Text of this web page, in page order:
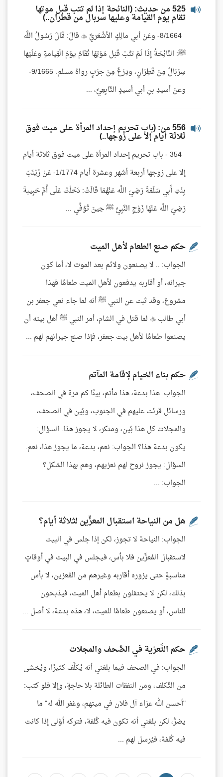
525 من حديث: (النائحة إذا لم تتب قبل موتها
تقام يوم القيامة وعليها سربال من قطران..)
8/1664- وعَنْ أبي مالِكٍ الأشْعَريِّ  قالَ: قَالَ رَسُولُ اللَّه
ﷺ: النَّائِحَةُ إذَا لَمْ تتُبْ قَبْل مَوْتِهَا تُقَامُ يوْمَ الْقِيامةِ وعَلَيْها
سِرْبَالٌ مِنْ قَطِرَانٍ، ودِرْعٌ مِنْ جرَبٍ رواهُ مسلم. 9/1665-
وعنْ أسيدِ بنِ أبي أسيدٍ التَّابِعِيِّ، ...
556 من: (باب تحريم إحداد المرأة على ميت فوق
ثلاثة أيام إلا على زوجها..)
354 - باب تحريم إحداد المرأة على ميت فوق ثلاثة أيام
إلا على زوجها أربعة أشهر وعشرة أيام 1/1774- عَنْ زَيْنَبَ
بِنْتِ أَبي سَلَمَةَ رَضِيَ اللَّه عَنْهُمَا قَالَتْ: دَخَلْتُ عَلَى أُمِّ حَبِيبةَ
رَضِيَ اللَّه عَنْهَا زَوْجِ النَّبِيِّ ﷺ حِينَ تُوُفِّي ...
حكم صنع الطعام لأهل الميت
الجواب: .. لا يصنعون ولائم بعد الموت لا، أما كون
جيرانه، أو أقاربه يدفعون لأهل الميت طعامًا فهذا
مشروع، وقد ثبت عن النبي ﷺ أنه لما جاء نعي جعفر بن
أبي طالب  لما قتل في الشام، أمر النبي ﷺ أهل بيته أن
يصنعوا طعامًا لأهل بيت جعفر، فإذا صنع جيرانهم لهم ...
حكم بناء الخيام لإقامة المآتم
الجواب: هذا بدعة، هذا مأتم، بينَّا كم مرة في الصحف،
ورسائل قرئت عليهم في الجنوب، وبُين في الصحف،
والمجلات كل هذا بُين، ومنكر، لا يجوز هذا. السؤال:
يكون بدعة هذا؟ الجواب: نعم، بدعة، ما يجوز هذا، نعم.
السؤال: يجوز نروح لهم نعزيهم، وهم بهذا الشكل؟
الجواب: ...
هل من النياحة استقبال المعزِّين لثلاثة أيام؟
الجواب: النياحة لا تجوز، لكن إذا جلس في البيت
لاستقبال المُعزِّين فلا بأس، فيجلس في البيت في أوقاتٍ
مناسبةٍ حتى يزوره أقاربه وغيرهم من المُعزين، لا بأس
بذلك، لكن لا يحتفلون بطعام أهل الميت، فيذبحون
للناس، أو يصنعون طعامًا للميت، لا، هذه بدعة، لا أصل ...
حكم التَّعزية في الصُّحف والمجلات
الجواب: في الصحف فيما بلغني أنه يُكلِّف كثيرًا، ويُخشى
من التَّكلف، ومن النفقات الطائلة بلا حاجةٍ، وإلا فلو كتب:
"أحسن الله عزاء آل فلان في ميتهم، وغفر الله له" ما
يضرُّ، لكن بلغني أنه تكون فيه كُلفة، فتركه أوْلى إذا كانت
فيه كُلفة، فيُرسل لهم ...